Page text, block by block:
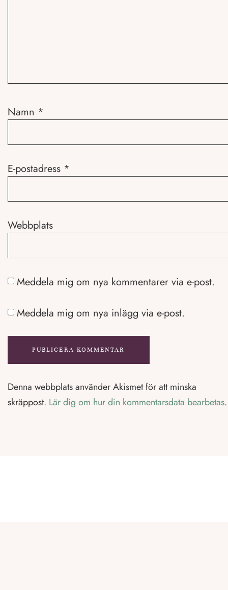
Namn *
E-postadress *
Webbplats
Meddela mig om nya kommentarer via e-post.
Meddela mig om nya inlägg via e-post.
Denna webbplats använder Akismet för att minska
skräppost. Lär dig om hur din kommentarsdata bearbetas.